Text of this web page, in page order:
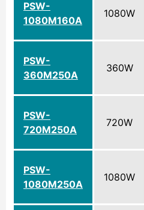
PSW-
1080M160A
1080W
PSW-
360M250A
360W
PSW-
720M250A
720W
PSW-
1080M250A
1080W